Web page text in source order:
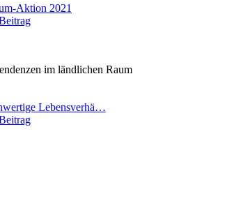
Aktion 2021
im ländlichen Raum
Lebensverhä…